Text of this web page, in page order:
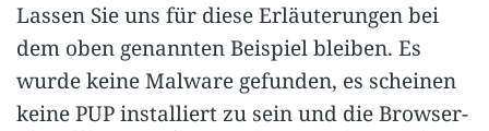
Lassen Sie uns für diese Erläuterungen bei
dem oben genannten Beispiel bleiben. Es
wurde keine Malware gefunden, es scheinen
keine PUP installiert zu sein und die Browser-